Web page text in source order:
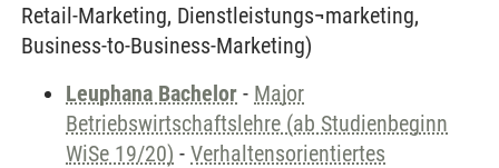
Retail-Marketing, Dienstleistungs¬marketing,
Business-to-Business-Marketing)
Leuphana Bachelor - Major
Betriebswirtschaftslehre (ab Studienbeginn
WiSe 19/20) - Verhaltensorientiertes